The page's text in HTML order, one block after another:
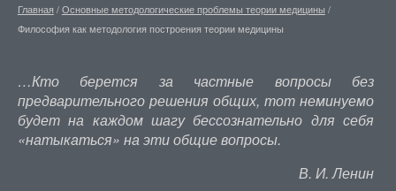
Главная /Основные методологические проблемы теории медицины /
Философия как методология построения теории медицины
…Кто берется за частные вопросы без
предварительного решения общих, тот неминуемо
будет на каждом шагу бессознательно для себя
«натыкаться» на эти общие вопросы.
В. И. Ленин